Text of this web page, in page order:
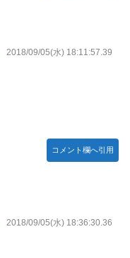
2018/09/05(水) 18:11:57.39
コメント欄へ引用
2018/09/05(水) 18:36:30.36